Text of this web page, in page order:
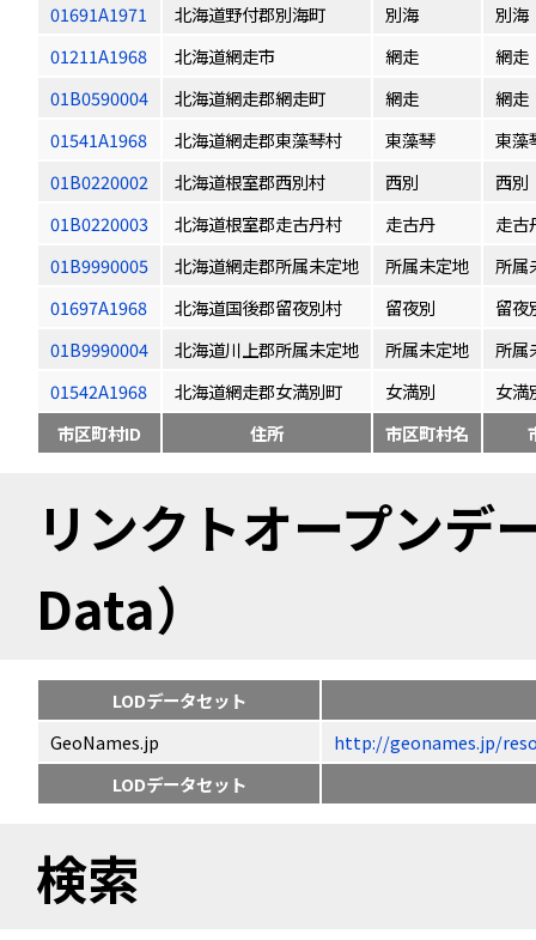
01691A1971
北海道野付郡別海町 別海
別海
01211A1968
北海道網走市 網走
網走
01B0590004
北海道網走郡網走町 網走
網走
01541A1968
北海道網走郡東藻琴村 東藻琴
東藻
01B0220002
北海道根室郡西別村 西別
西別
01B0220003
北海道根室郡走古丹村 走古丹
走古
01B9990005
北海道網走郡所属未定地 所属未定地
所属
01697A1968
北海道国後郡留夜別村 留夜別
留夜
01B9990004
北海道川上郡所属未定地 所属未定地
所属
01542A1968
北海道網走郡女満別町 女満別
女満
市区町村ID
住所 市区町村名
リンクトオープン
Data）
LODデータセット
GeoNames.jp
http://geonames.jp/
LODデータセット
検索